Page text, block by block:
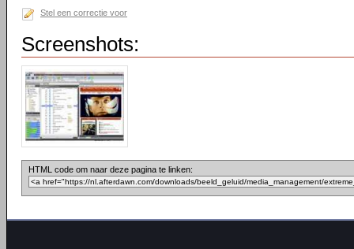
Stel een correctie voor
Screenshots:
HTML code om naar deze pagina te linken: